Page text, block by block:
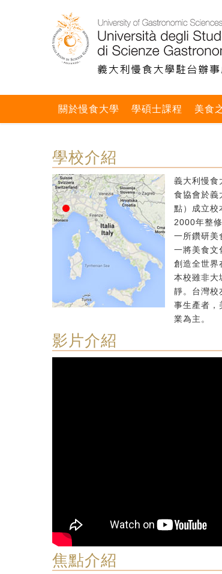
關於慢食大學 學碩士課程 美食
學校介紹
義大利慢食
食協會於義
點）成立校
2000年整
一所鑽研美
一將美食文
創造全世界
本校雖非大
靜。台灣校
事生產者，
業為主。
影片介紹
焦點介紹